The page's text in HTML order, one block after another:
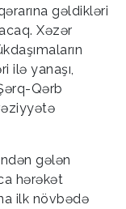
gəldikləri
Xəzər
ilə yanaşı,
Qərb
gələn
hərəkət
ilk növbədə